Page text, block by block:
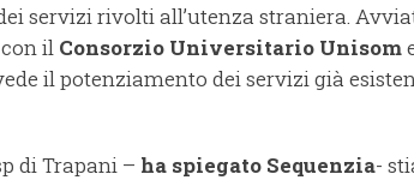
servizi rivolti all’utenza straniera.
il Consorzio Universitario Unisom
il potenziamento dei servizi già
di Trapani – ha spiegato Sequenzia-